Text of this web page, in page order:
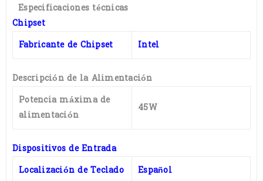
Especificaciones técnicas
Chipset
Fabricante de Chipset
Intel
Descripción de la Alimentación
Potencia máxima de
alimentación
45W
Dispositivos de Entrada
Localización de Teclado
Español